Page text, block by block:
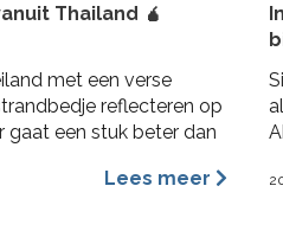
Thailand 🧉
met een verse
reflecteren op
gaat een stuk beter dan
is. 2023 was voor
Lees meer